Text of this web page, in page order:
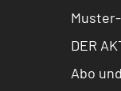
DER
Abo